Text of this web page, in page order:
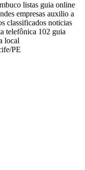
listas guia online
empresas auxilio a
classificados noticias
telefônica 102 guia
local
PE